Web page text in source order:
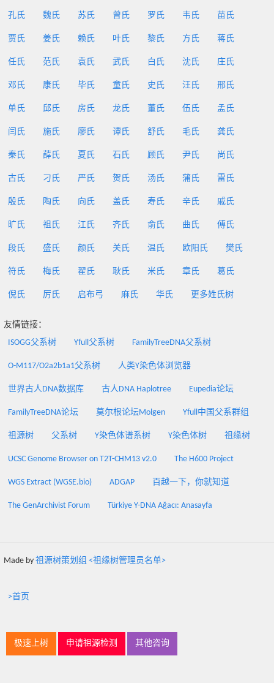
孔氏 魏氏 苏氏 曾氏 罗氏 韦氏 苗氏
贾氏 姜氏 赖氏 叶氏 黎氏 方氏 蒋氏
任氏 范氏 袁氏 武氏 白氏 沈氏 庄氏
邓氏 康氏 毕氏 童氏 史氏 汪氏 邢氏
单氏 邱氏 房氏 龙氏 董氏 伍氏 孟氏
闫氏 施氏 廖氏 谭氏 舒氏 毛氏 龚氏
秦氏 薛氏 夏氏 石氏 顾氏 尹氏 尚氏
古氏 刁氏 严氏 贺氏 汤氏 蒲氏 雷氏
殷氏 陶氏 向氏 盖氏 寿氏 辛氏 戚氏
旷氏 祖氏 江氏 齐氏 俞氏 曲氏 傅氏
段氏 盛氏 颜氏 关氏 温氏 欧阳氏 樊氏
符氏 梅氏 翟氏 耿氏 米氏 章氏 葛氏
倪氏 厉氏 启布弓 麻氏 华氏 更多姓氏树
友情链接：
ISOGG父系树
Yfull父系树 FamilyTreeDNA父系树
O-M117/O2a2b1a1父系树 人类Y染色体浏览器
世界古人DNA数据库 古人DNA Haplotree Eupedia论坛
FamilyTreeDNA论坛 莫尔根论坛Molgen Yfull中国父系群组
祖源树 父系树 Y染色体谱系树 Y染色体树 祖缘树
UCSC Genome Browser on T2T-CHM13 v2.0 The H600 Project
WGS Extract (WGSE.bio) ADGAP 百越一下，你就知道
The GenArchivist Forum Türkiye Y-DNA Ağacı: Anasayfa
Made by 祖源树策划组 <祖缘树管理员名单>
>首页
极速上树 申请祖源检测 其他咨询